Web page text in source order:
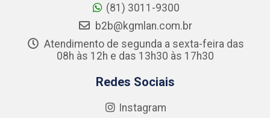
(81) 3011-9300
b2b@kgmlan.com.br
Atendimento de segunda a sexta-feira das
08h às 12h e das 13h30 às 17h30
Redes Sociais
Instagram